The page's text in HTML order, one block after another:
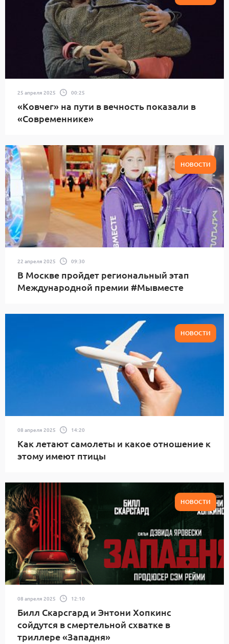
25 апреля 2025 00:25
«Ковчег» на пути в вечность показали в
«Современнике»
НОВОСТИ
22 апреля 2025 09:30
В Москве пройдет региональный этап
Международной премии #Мывместе
НОВОСТИ
08 апреля 2025 14:20
Как летают самолеты и какое отношение к
этому имеют птицы
НОВОСТИ
08 апреля 2025 12:10
Билл Скарсгард и Энтони Хопкинс
сойдутся в смертельной схватке в
триллере «Западня»